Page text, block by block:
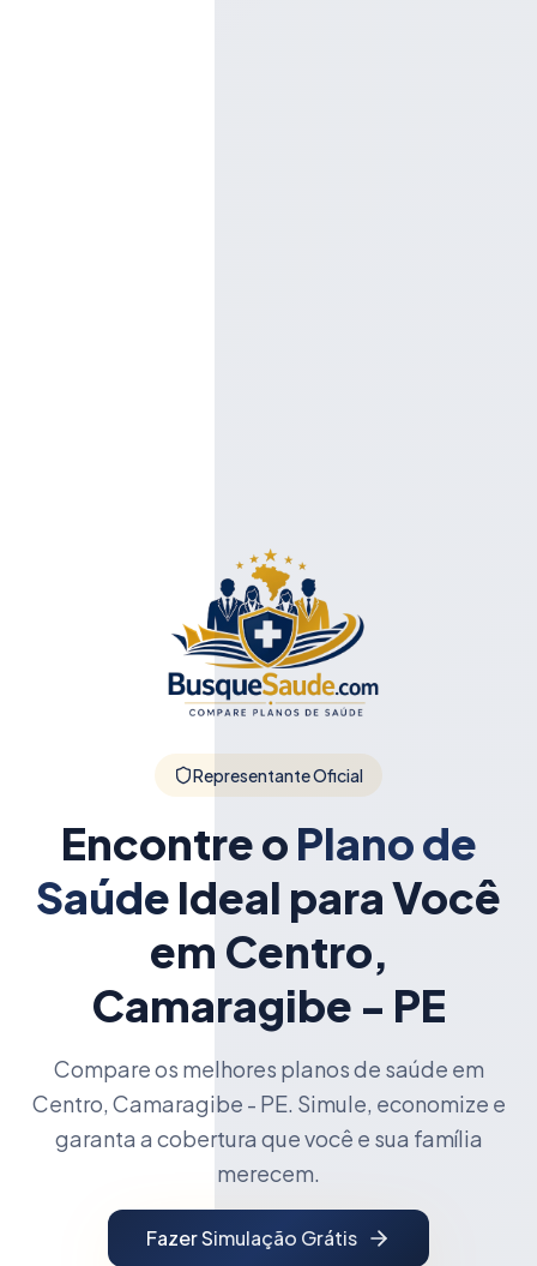
Representante Oficial
Encontre o Plano de
Saúde Ideal para Você
em Centro,
Camaragibe - PE
Compare os melhores planos de saúde em
Centro, Camaragibe - PE. Simule, economize e
garanta a cobertura que você e sua família
merecem.
Fazer Simulação Grátis